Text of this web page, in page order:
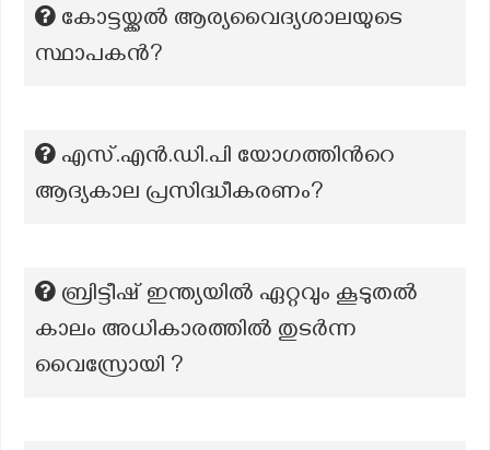
കോട്ടയ്ക്കൽ ആര്യവൈദ്യശാലയുടെ
സ്ഥാപകൻ?
എസ്.എന്‍.ഡി.പി യോഗത്തിന്‍റെ
ആദ്യകാല പ്രസിദ്ധീകരണം?
ബ്രിട്ടീഷ് ഇന്ത്യയിൽ ഏറ്റവും കൂടുതൽ
കാലം അധികാരത്തിൽ തുടർന്ന
വൈസ്രോയി ?